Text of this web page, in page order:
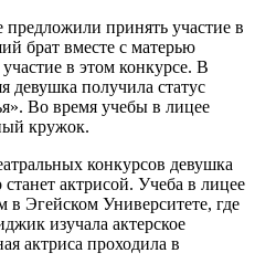
предложили принять участие в
брат вместе с матерью
в этом конкурсе. В
девушка получила статус
Во время учебы в лицее
кружок.
конкурсов девушка
актрисой. Учеба в лицее
в Эгейском Университете, где
изучала актерское
актриса проходила в